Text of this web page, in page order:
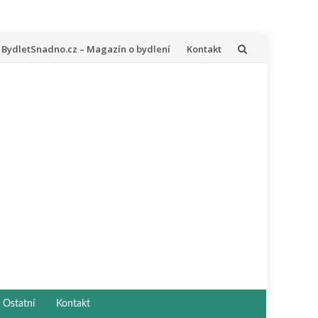
Přeskočit
BydletSnadno.cz – Magazín o bydlení Kontakt
Ostatní Kontakt